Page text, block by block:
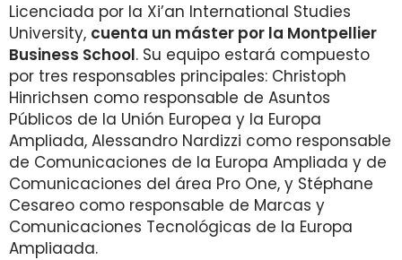
Licenciada por la Xi’an International Studies
University, cuenta un máster por la Montpellier
Business School. Su equipo estará compuesto
por tres responsables principales: Christoph
Hinrichsen como responsable de Asuntos
Públicos de la Unión Europea y la Europa
Ampliada, Alessandro Nardizzi como responsable
de Comunicaciones de la Europa Ampliada y de
Comunicaciones del área Pro One, y Stéphane
Cesareo como responsable de Marcas y
Comunicaciones Tecnológicas de la Europa
Ampliaada.